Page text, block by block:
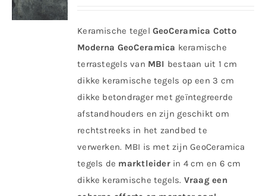
Keramische tegel GeoCeramica Cotto
Moderna GeoCeramica keramische
terrastegels van MBI bestaan uit 1 cm
dikke keramische tegels op een 3 cm
dikke betondrager met geïntegreerde
afstandhouders en zijn geschikt om
rechtstreeks in het zandbed te
verwerken. MBI is met zijn GeoCeramica
tegels de marktleiderin 4 cm en 6 cm
dikke keramische tegels. Vraag een